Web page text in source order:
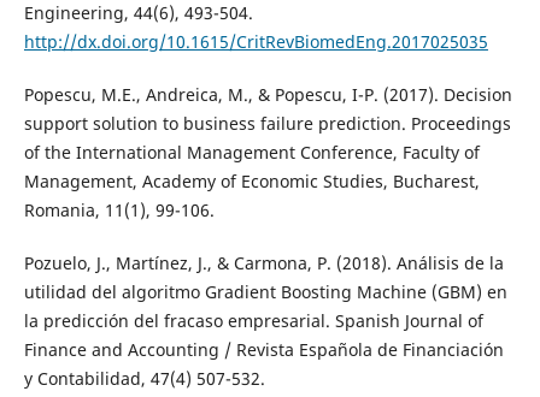
Engineering, 44(6), 493-504.
http://dx.doi.org/10.1615/CritRevBiomedEng.2017025035
Popescu, M.E., Andreica, M., & Popescu, I-P. (2017). Decision
support solution to business failure prediction. Proceedings
of the International Management Conference, Faculty of
Management, Academy of Economic Studies, Bucharest,
Romania, 11(1), 99-106.
Pozuelo, J., Martínez, J., & Carmona, P. (2018). Análisis de la
utilidad del algoritmo Gradient Boosting Machine (GBM) en
la predicción del fracaso empresarial. Spanish Journal of
Finance and Accounting / Revista Española de Financiación
y Contabilidad, 47(4) 507-532.